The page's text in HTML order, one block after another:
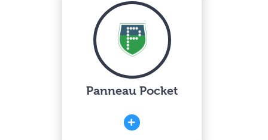
Panneau Pocket